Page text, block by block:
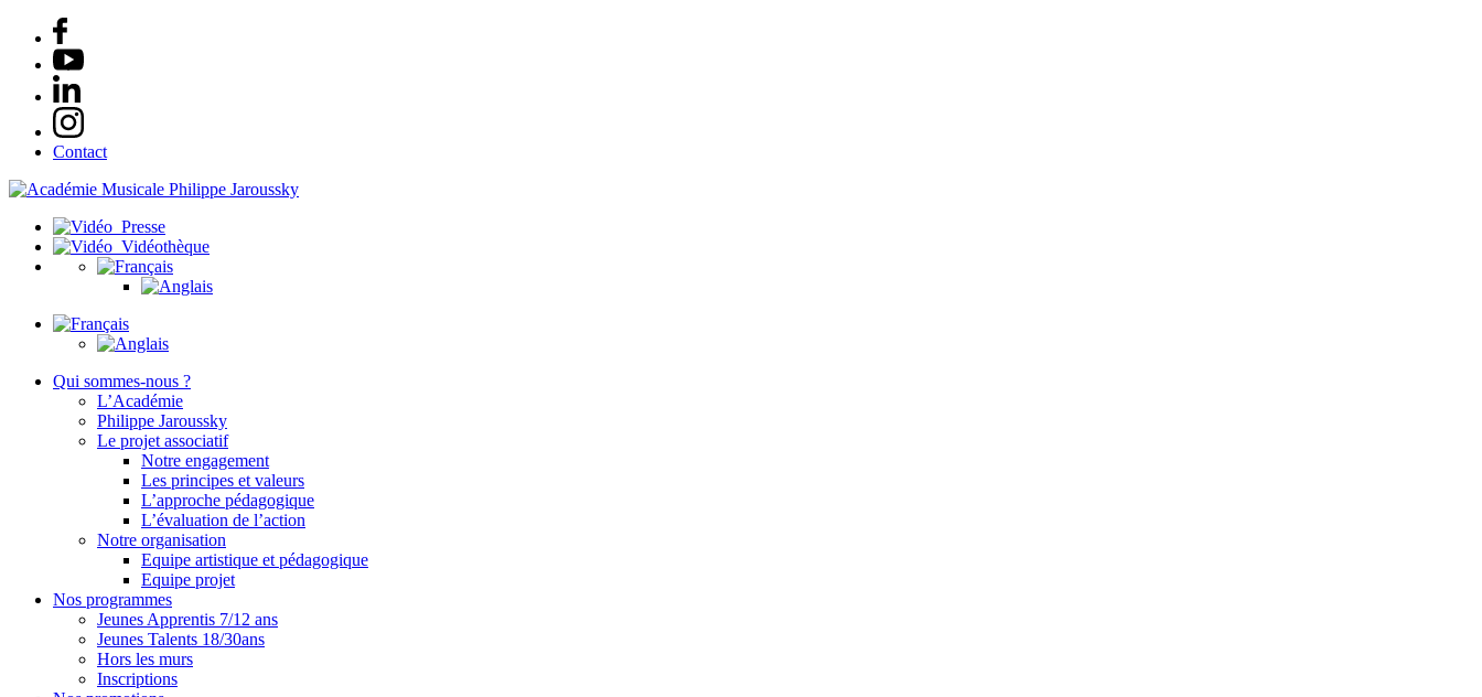
Contact
Presse
Vidéothèque
Qui sommes-nous ?
L’Académie
Philippe Jaroussky
Le projet associatif
Notre engagement
Les principes et valeurs
L’approche pédagogique
L’évaluation de l’action
Notre organisation
Equipe artistique et pédagogique
Equipe projet
Nos programmes
Jeunes Apprentis 7/12 ans
Jeunes Talents 18/30ans
Hors les murs
Inscriptions